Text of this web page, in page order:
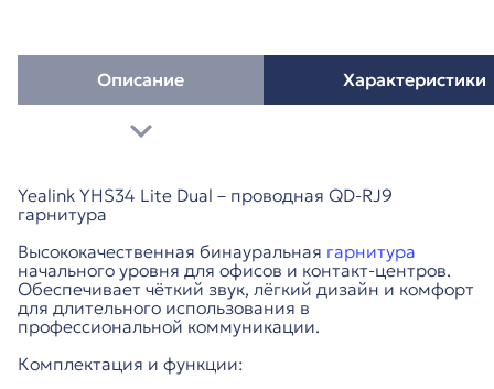
Описание Характеристики
Yealink YHS34 Lite Dual – проводная QD-RJ9
гарнитура
Высококачественная бинауральная гарнитура
начального уровня для офисов и контакт-центров.
Обеспечивает чёткий звук, лёгкий дизайн и комфорт
для длительного использования в
профессиональной коммуникации.
Комплектация и функции: